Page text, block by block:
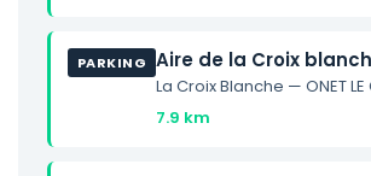
PARKING Aire de la Croix
La Croix Blanche — ONET LE
7.9 km